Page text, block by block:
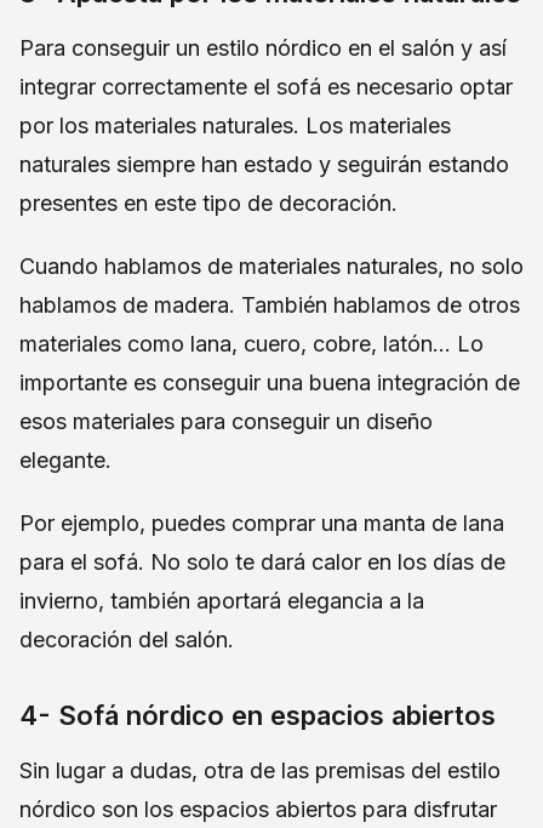
Para conseguir un estilo nórdico en el salón y así
integrar correctamente el sofá es necesario optar
por los materiales naturales. Los materiales
naturales siempre han estado y seguirán estando
presentes en este tipo de decoración.
Cuando hablamos de materiales naturales, no solo
hablamos de madera. También hablamos de otros
materiales como lana, cuero, cobre, latón… Lo
importante es conseguir una buena integración de
esos materiales para conseguir un diseño
elegante.
Por ejemplo, puedes comprar una manta de lana
para el sofá. No solo te dará calor en los días de
invierno, también aportará elegancia a la
decoración del salón.
4- Sofá nórdico en espacios abiertos
Sin lugar a dudas, otra de las premisas del estilo
nórdico son los espacios abiertos para disfrutar